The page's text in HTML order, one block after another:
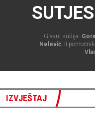
Glavni sudija:
Nelević, II pomoćnik:
IZVJEŠTAJ